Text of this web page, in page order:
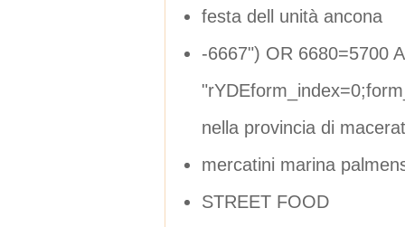
festa dell unità ancona
-6667") OR 6680=5700
nella provincia di
mercatini marina
STREET FOOD